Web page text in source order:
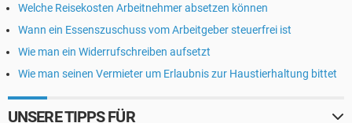
Welche Reisekosten Arbeitnehmer absetzen können
Wann ein Essenszuschuss vom Arbeitgeber steuerfrei ist
Wie man ein Widerrufschreiben aufsetzt
Wie man seinen Vermieter um Erlaubnis zur Haustierhaltung bittet
UNSERE TIPPS FÜR